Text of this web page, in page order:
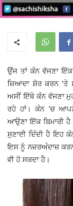
ਉਂਜ ਤਾਂ ਕੰਨ ਵੱਜਣਾ
ਜ਼ਿਆਦਾ ਸ਼ੋਰ ਕਰਨ ’ਤੇ
ਅਸੀਂ ਇੱਥੇ ਕੰਨ ਵੱਜਣਾ
ਰਹੇ ਹਾਂ। ਕੰਨ ’ਚ
ਆਉਣਾ ਇੱਕ ਬਿਮਾਰੀ
ਸੁਣਾਈ ਦਿੰਦੀ ਹੈ ਇਹ
ਇਸ ਨੂੰ ਨਜ਼ਰਅੰਦਾਜ਼
ਵੀ ਹੋ ਸਕਦਾ ਹੈ।